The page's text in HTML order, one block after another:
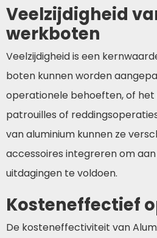
Veelzijdigheid
werkboten
Veelzijdigheid is een
boten kunnen worden
operationele behoeften, of
patrouilles of
van aluminium kunnen ze
accessoires integreren om
uitdagingen te voldoen.
Kosteneffectief
De kosteneffectiviteit van